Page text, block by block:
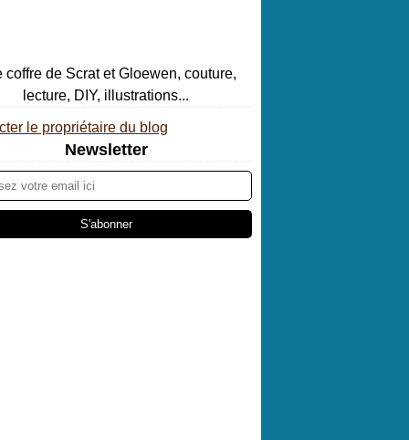
le propriétaire du blog
Newsletter